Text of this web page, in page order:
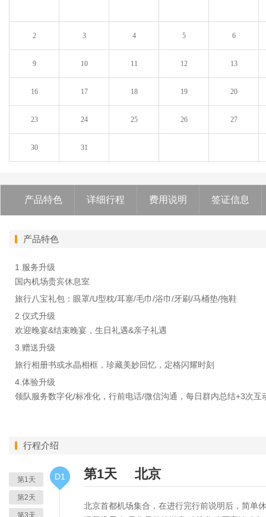
2 3 4 5 6
9 10 11 12 13
16 17 18 19 20
23 24 25 26 27
30 31
产品特色 详细行程 费用说明 签证信息
产品特色
1.服务升级
国内机场贵宾休息室
旅行八宝礼包：眼罩/U型枕/耳塞/毛巾/浴巾/牙刷/马桶垫/拖鞋
2.仪式升级
欢迎晚宴&结束晚宴，生日礼遇&亲子礼遇
3.赠送升级
旅行相册书或水晶相框，珍藏美妙回忆，定格闪耀时刻
4.体验升级
领队服务数字化/标准化，行前电话/微信沟通，每日群内总结+3次
行程介绍
第1天
第2天
第3天
D1 第1天 北京
北京首都机场集合，在进行完行前说明后，简单